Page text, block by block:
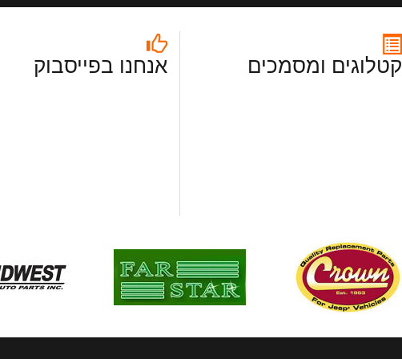
קטלוגים ומסמכים אנחנו בפייסבוק